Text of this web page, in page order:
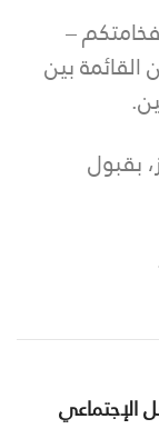
–
القائمة بين
بقبول
الإجتماعي